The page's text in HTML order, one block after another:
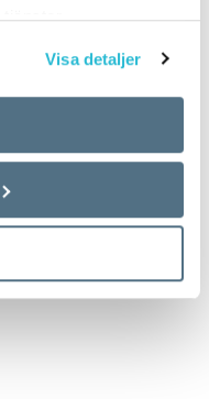
Visa detaljer